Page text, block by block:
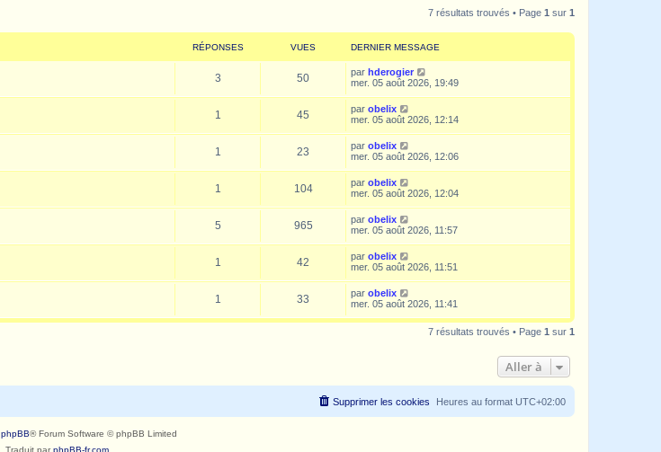
7 résultats trouvés • Page 1 sur 1
RÉPONSES VUES DERNIER MESSAGE
3 50 par hderogier
mer. 05 août 2026, 19:49
1 45 par obelix
mer. 05 août 2026, 12:14
1 23 par obelix
mer. 05 août 2026, 12:06
1 104 par obelix
mer. 05 août 2026, 12:04
5 965 par obelix
mer. 05 août 2026, 11:57
1 42 par obelix
mer. 05 août 2026, 11:51
1 33 par obelix
mer. 05 août 2026, 11:41
7 résultats trouvés • Page 1 sur 1
Aller à
Heures au format UTC+02:00
Supprimer les cookies
phpBB® Forum Software © phpBB Limited
Traduit parphpBB-fr.com